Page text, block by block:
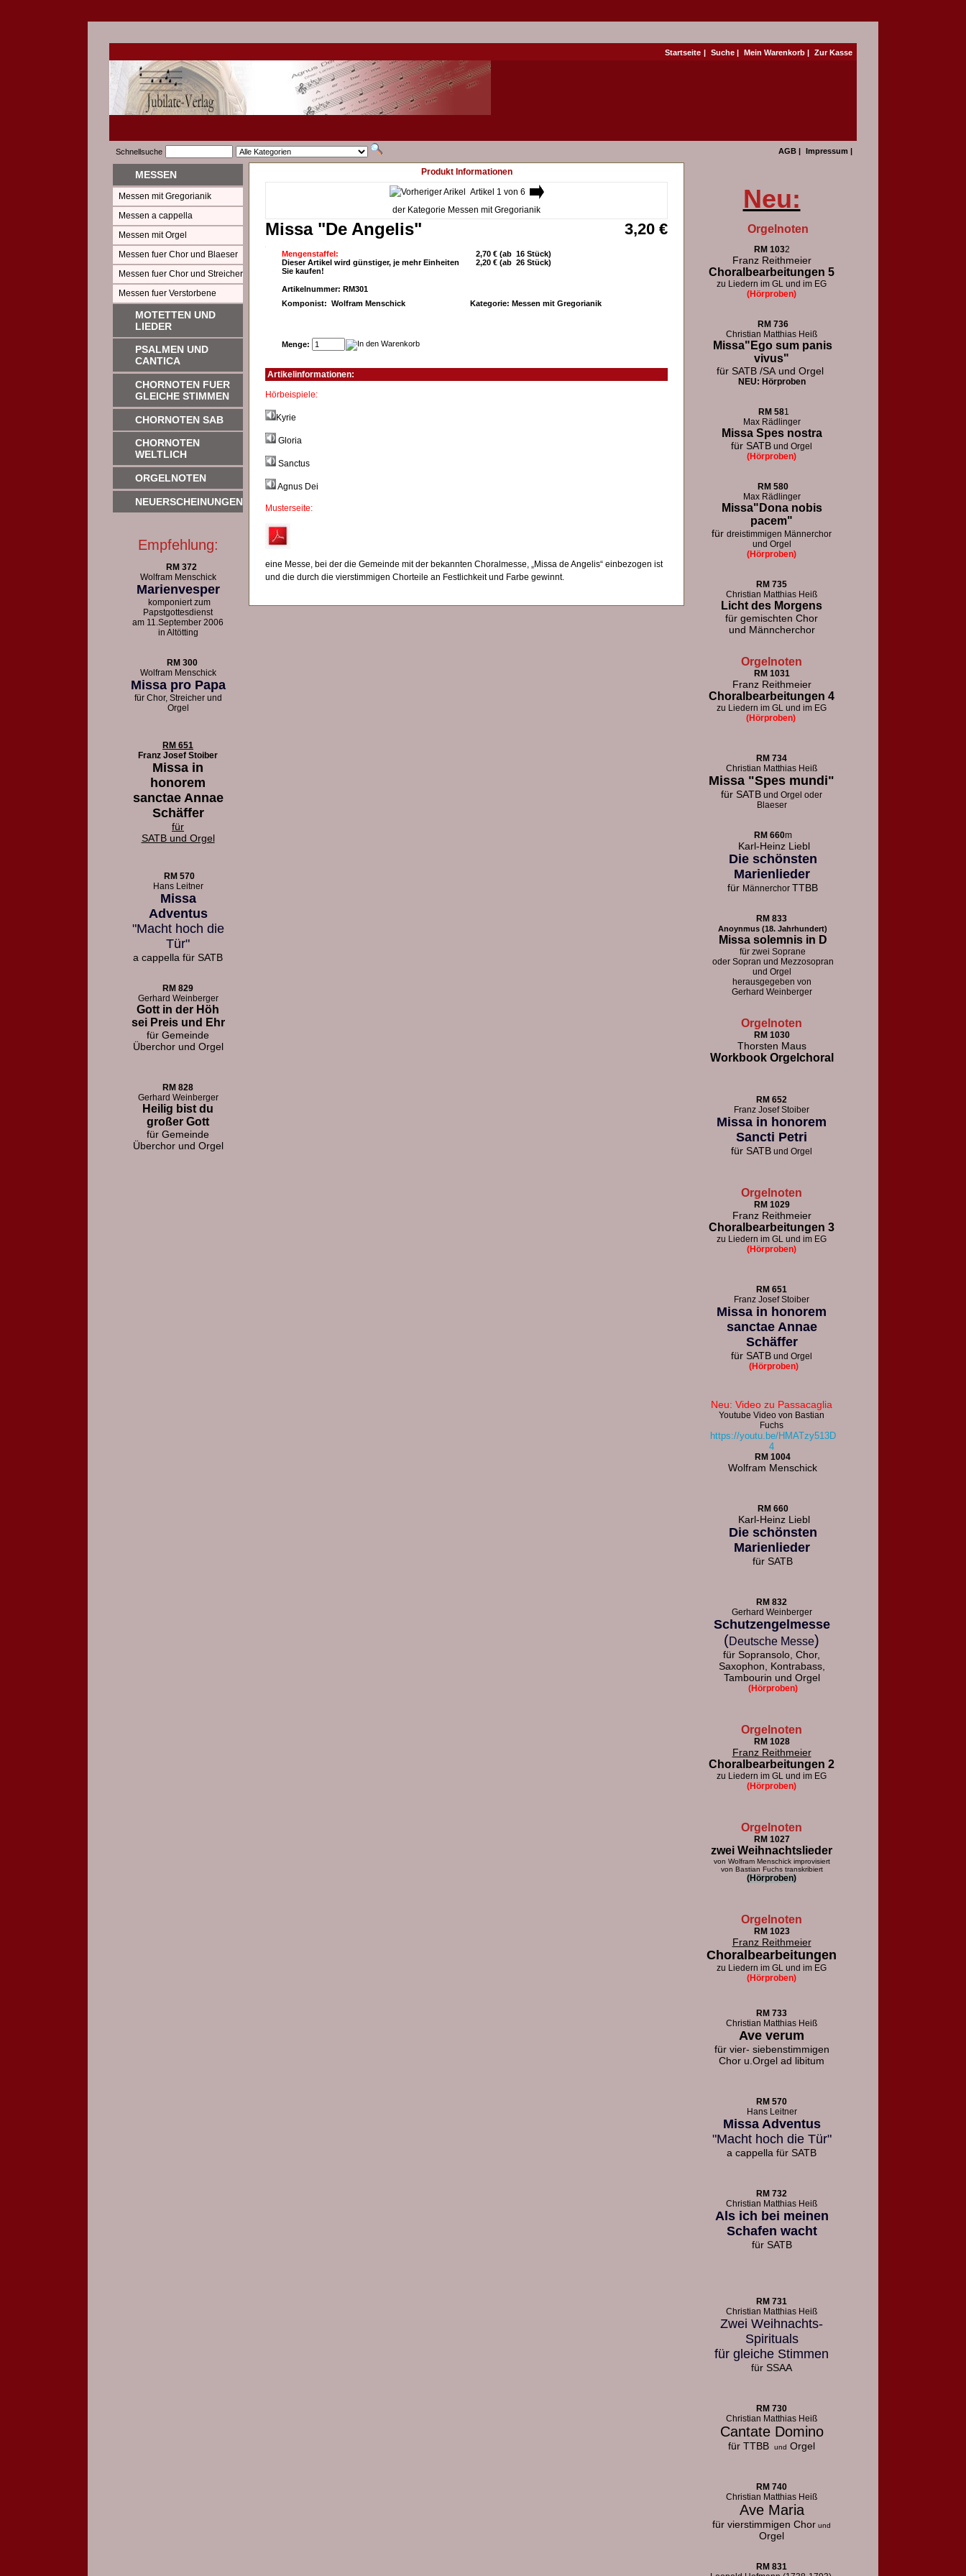
Startseite | Suche | Mein Warenkorb | Zur Kasse
Schnellsuche AGB | Impressum |
MESSEN
Messen mit Gregorianik
Messen a cappella
Messen mit Orgel
Messen fuer Chor und Blaeser
Messen fuer Chor und Streicher
Messen fuer Verstorbene
MOTETTEN UND
LIEDER
PSALMEN UND
CANTICA
CHORNOTEN FUER
GLEICHE STIMMEN
CHORNOTEN SAB
CHORNOTEN
WELTLICH
ORGELNOTEN
NEUERSCHEINUNGEN
Empfehlung:
RM 372
Wolfram Menschick
Marienvesper
komponiert zum
Papstgottesdienst
am 11.September 2006
in Altötting
RM 300
Wolfram Menschick
Missa pro Papa
für Chor, Streicher und
Orgel
RM 651
Franz Josef Stoiber
Missa in
honorem
sanctae Annae
Schäffer
für
SATB und Orgel
RM 570
Hans Leitner
Missa
Adventus
"Macht hoch die
Tür"
a cappella für SATB
RM 829
Gerhard Weinberger
Gott in der Höh
sei Preis und Ehr
für Gemeinde
Überchor und Orgel
RM 828
Gerhard Weinberger
Heilig bist du
großer Gott
für Gemeinde
Überchor und Orgel
Produkt Informationen
Artikel 1 von 6
der Kategorie Messen mit Gregorianik
Missa "De Angelis" 3,20 €
Mengenstaffel:
Dieser Artikel wird günstiger, je mehr Einheiten
Sie kaufen!
2,70 € (ab 16 Stück)
2,20 € (ab 26 Stück)
Artikelnummer: RM301
Komponist: Wolfram Menschick
Kategorie: Messen mit Gregorianik
Menge:
Artikelinformationen:
Hörbeispiele:
Kyrie
Gloria
Sanctus
Agnus Dei
Musterseite:
eine Messe, bei der die Gemeinde mit der bekannten Choralmesse, „Missa de Angelis“ einbezogen ist
und die durch die vierstimmigen Chorteile an Festlichkeit und Farbe gewinnt.
Neu:
Orgelnoten
RM 1032
Franz Reithmeier
Choralbearbeitungen 5
zu Liedern im GL und im EG
(Hörproben)
RM 736
Christian Matthias Heiß
Missa"Ego sum panis
vivus"
für SATB /SA und Orgel
NEU: Hörproben
RM 581
Max Rädlinger
Missa Spes nostra
für SATB und Orgel
(Hörproben)
RM 580
Max Rädlinger
Missa"Dona nobis
pacem"
für dreistimmigen Männerchor
und Orgel
(Hörproben)
RM 735
Christian Matthias Heiß
Licht des Morgens
für gemischten Chor
und Männcherchor
Orgelnoten
RM 1031
Franz Reithmeier
Choralbearbeitungen 4
zu Liedern im GL und im EG
(Hörproben)
RM 734
Christian Matthias Heiß
Missa "Spes mundi"
für SATB und Orgel oder
Blaeser
RM 660m
Karl-Heinz Liebl
Die schönsten
Marienlieder
für Männerchor TTBB
RM 833
Anoynmus (18. Jahrhundert)
Missa solemnis in D
für zwei Soprane
oder Sopran und Mezzosopran
und Orgel
herausgegeben von
Gerhard Weinberger
Orgelnoten
RM 1030
Thorsten Maus
Workbook Orgelchoral
RM 652
Franz Josef Stoiber
Missa in honorem
Sancti Petri
für SATB und Orgel
Orgelnoten
RM 1029
Franz Reithmeier
Choralbearbeitungen 3
zu Liedern im GL und im EG
(Hörproben)
RM 651
Franz Josef Stoiber
Missa in honorem
sanctae Annae
Schäffer
für SATB und Orgel
(Hörproben)
Neu: Video zu Passacaglia
Youtube Video von Bastian
Fuchs
https://youtu.be/HMATzy513D
4
RM 1004
Wolfram Menschick
RM 660
Karl-Heinz Liebl
Die schönsten
Marienlieder
für SATB
RM 832
Gerhard Weinberger
Schutzengelmesse
(Deutsche Messe)
für Sopransolo, Chor,
Saxophon, Kontrabass,
Tambourin und Orgel
(Hörproben)
Orgelnoten
RM 1028
Franz Reithmeier
Choralbearbeitungen 2
zu Liedern im GL und im EG
(Hörproben)
Orgelnoten
RM 1027
zwei Weihnachtslieder
von Wolfram Menschick improvisiert
von Bastian Fuchs transkribiert
(Hörproben)
Orgelnoten
RM 1023
Franz Reithmeier
Choralbearbeitungen
zu Liedern im GL und im EG
(Hörproben)
RM 733
Christian Matthias Heiß
Ave verum
für vier- siebenstimmigen
Chor u. Orgel ad libitum
RM 570
Hans Leitner
Missa Adventus
"Macht hoch die Tür"
a cappella für SATB
RM 732
Christian Matthias Heiß
Als ich bei meinen
Schafen wacht
für SATB
RM 731
Christian Matthias Heiß
Zwei Weihnachts-
Spirituals
für gleiche Stimmen
für SSAA
RM 730
Christian Matthias Heiß
Cantate Domino
für TTBB und Orgel
RM 740
Christian Matthias Heiß
Ave Maria
für vierstimmigen Chor und
Orgel
RM 831